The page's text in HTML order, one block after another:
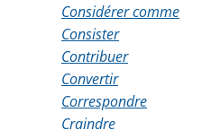
Considérer comme
Consister
Contribuer
Convertir
Correspondre
Craindre